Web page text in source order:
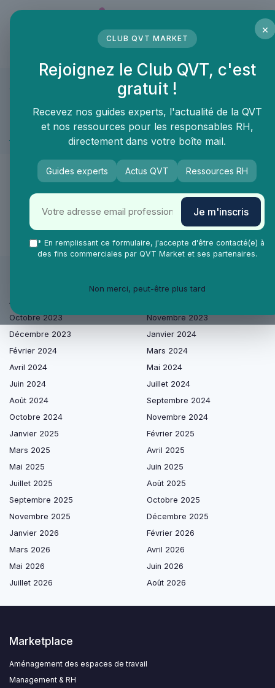
Aménagement des espaces de travail
Aménagement des espaces de travail ≫ Signalétique
Protection murale
🙌
De nouveaux produits & services arrivent
très vite dans la catégorie Protection
murale !
Août 2023
Octobre 2023
Novembre 2023
Décembre 2023
Janvier 2024
Février 2024
Mars 2024
Avril 2024
Mai 2024
Juin 2024
Juillet 2024
Août 2024
Septembre 2024
Octobre 2024
Novembre 2024
Janvier 2025
Février 2025
Mars 2025
Avril 2025
Mai 2025
Juin 2025
Juillet 2025
Août 2025
Septembre 2025
Octobre 2025
Novembre 2025
Décembre 2025
Janvier 2026
Février 2026
Mars 2026
Avril 2026
Mai 2026
Juin 2026
Juillet 2026
Août 2026
Marketplace
Aménagement des espaces de travail
Management & RH
×
CLUB QVT MARKET
Rejoignez le Club QVT, c'est
gratuit !
Recevez nos guides experts, l'actualité de la QVT
et nos ressources pour les responsables RH,
directement dans votre boîte mail.
Guides experts Actus QVT Ressources RH
Je m'inscris
* En remplissant ce formulaire, j'accepte d'être contacté(e) à
des fins commerciales par QVT Market et ses partenaires.
Non merci, peut-être plus tard
Panneau de gestion des cookies